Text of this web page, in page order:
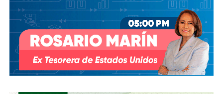
concesión, hasta el momento, sin resolución.
También lee:Diputada pide poner un alto a la empresa de
El Realito